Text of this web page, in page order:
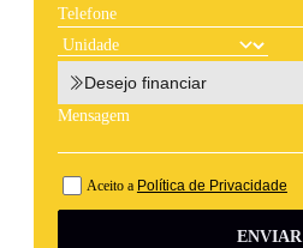
Desejo financiar
Aceito a Política de Privacidade
ENVIAR